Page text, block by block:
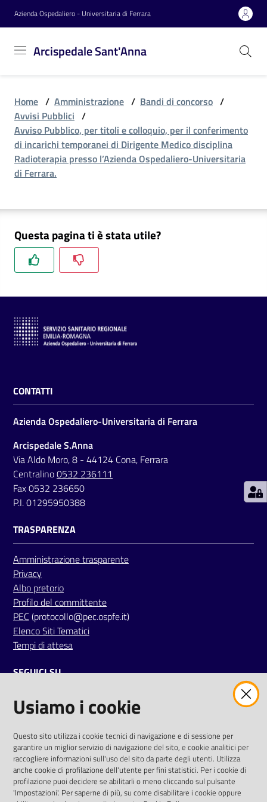
Vai al contenuto
Vai alla navigazione
Vai al footer
Azienda Ospedaliero - Universitaria di Ferrara
Arcispedale Sant'Anna
Sant'Anna
Azienda
Servizi
Novità
C
t
a
d
e
i
S
e
r
v
z
i
P
a
r
i
t
à
i
e
e
r
e
A
Home / Amministrazione / Bandi di concorso /
Avvisi Pubblici /
Avviso Pubblico, per titoli e colloquio, per il conferimento
di incarichi temporanei di Dirigente Medico disciplina
Radioterapia presso l’Azienda Ospedaliero-Universitaria
di Ferrara.
Questa pagina ti è stata utile?
CONTATTI
Azienda Ospedaliero-Universitaria di Ferrara
Arcispedale S.Anna
Via Aldo Moro, 8 - 44124 Cona, Ferrara
Centralino0532 236111
Fax 0532 236650
P.I. 01295950388
TRASPARENZA
Amministrazione trasparente
Privacy
Albo pretorio
Profilo del committente
PEC (protocollo@pec.ospfe.it)
Elenco Siti Tematici
Tempi di attesa
SEGUICI SU
twitterfacebookyoutube
AREA DIPENDENTI
Posta Elettronica Aziendale
Cloud aziendale(manuale di istruzioni)
Portale del Dipendente
Usiamo i cookie
Questo sito utilizza i cookie tecnici di navigazione e di sessione per
garantire un miglior servizio di navigazione del sito, e cookie analitici per
raccogliere informazioni sull'uso del sito da parte degli utenti. Utilizza
anche cookie di profilazione dell'utente per fini statistici. Per i cookie di
profilazione puoi decidere se abilitarli o meno cliccando sul pulsante
'Impostazioni'. Per saperne di più, su come disabilitare i cookie oppure